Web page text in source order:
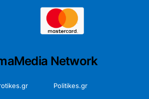
Network
Politikes.gr